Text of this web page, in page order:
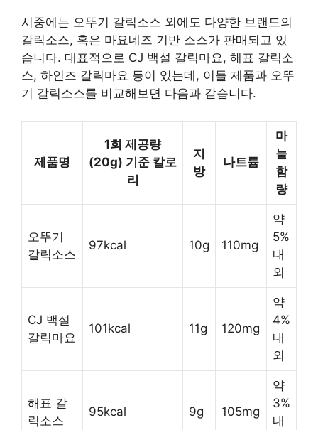
시중에는 오뚜기 갈릭소스 외에도 다양한 브랜드의
갈릭소스, 혹은 마요네즈 기반 소스가 판매되고 있
습니다. 대표적으로 CJ 백설 갈릭마요, 해표 갈릭소
스, 하인즈 갈릭마요 등이 있는데, 이들 제품과 오뚜
기 갈릭소스를 비교해보면 다음과 같습니다.
제품명
1회 제공량
(20g) 기준 칼로
리
지
방
나트륨
마
늘
함
량
오뚜기
갈릭소스
97kcal 10g 110mg
약
5%
내
외
CJ 백설
갈릭마요
101kcal 11g 120mg
약
4%
내
외
해표 갈
릭소스
95kcal 9g 105mg
약
3%
내